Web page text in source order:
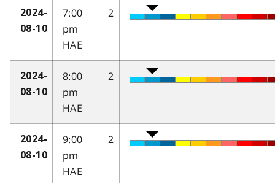
2024-
08-10
7:00
pm
HAE
2
2024-
08-10
8:00
pm
HAE
2
2024-
08-10
9:00
pm
HAE
2